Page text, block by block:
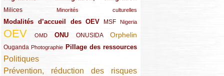
Milices
(34/289) Minorités culturelles
(15/289)
Modalités d’accueil des OEV
(58/289) MSF
(54/289) Nigeria
(27/289)
OEV
(269/289) OMD
(26/289) ONU
(58/289) ONUSIDA
(44/289) Orphelin
(112/289)
Ouganda
(29/289) Photographie
(27/289) Pillage des ressources
(77/289)
Politiques
(120/289)
Prévention, réduction des risques
(131/289)